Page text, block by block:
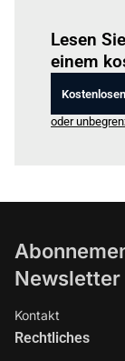
Lesen
einem
oder
Newsletter
Kontakt
Rechtliches